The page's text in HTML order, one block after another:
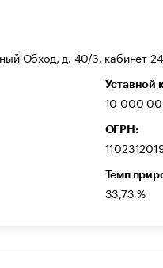
Обход, д. 40/3, кабинет 24
Уставной
10 000
ОГРН:
Темп
33,73 %